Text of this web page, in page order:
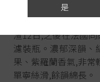
是
這款酒 Parcela
渣12日,之後在法國
濾裝瓶。濃郁深韻、
果、紫羅蘭香氣,非常
單寧絲滑,餘韻綿長。